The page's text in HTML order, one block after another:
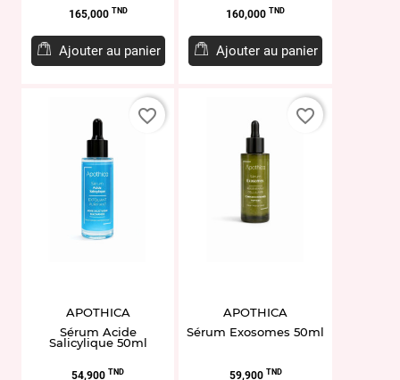
Prix
165,000 TND
Ajouter au panier
Prix
160,000 TND
Ajouter au panier
APOTHICA
Sérum Acide
Salicylique 50ml
Prix
54,900 TND
favorite_border
APOTHICA
Sérum Exosomes 50ml
Prix
59,900 TND
favorite_border